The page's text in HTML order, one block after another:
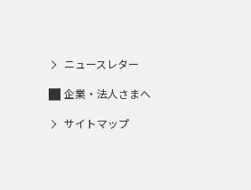
ニュースレター
企業・法人さまへ
サイトマップ